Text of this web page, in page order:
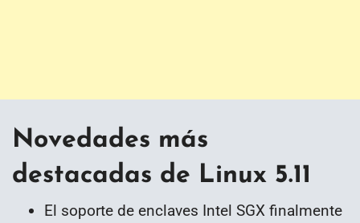
Novedades más
destacadas de Linux 5.11
El soporte de enclaves Intel SGX finalmente